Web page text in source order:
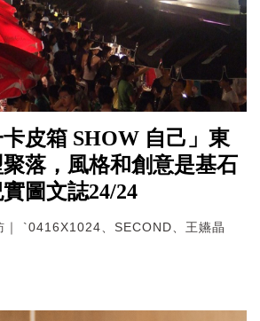
皮箱 SHOW 自己」東
落，風格和創意是基石
實圖文誌24/24
`0416X1024、SECOND、王嬿晶